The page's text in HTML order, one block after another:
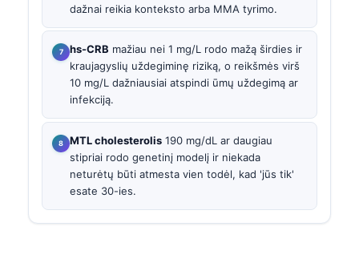
dažnai reikia konteksto arba MMA tyrimo.
hs-CRB mažiau nei 1 mg/L rodo mažą širdies ir
kraujagyslių uždegiminę riziką, o reikšmės virš
10 mg/L dažniausiai atspindi ūmų uždegimą ar
infekciją.
MTL cholesterolis 190 mg/dL ar daugiau
stipriai rodo genetinį modelį ir niekada
neturėtų būti atmesta vien todėl, kad 'jūs tik'
esate 30-ies.